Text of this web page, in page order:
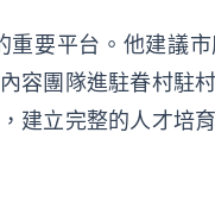
要平台。他建議
容團隊進駐眷村駐
建立完整的人才培